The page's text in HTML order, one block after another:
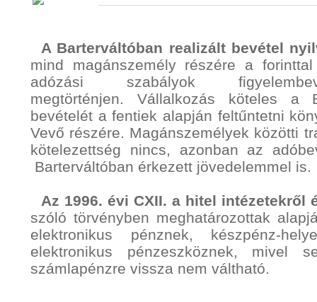
A Barterváltóban realizált bevétel
mind magánszemély részére a
adózási szabályok
megtörténjen. Vállalkozás köteles a
bevételét a fentiek alapján feltűntetni
Vevő részére. Magánszemélyek közötti
kötelezettség nincs, azonban az
Barterváltóban érkezett jövedelemmel is.
Az 1996. évi CXII. a hitel­ intézetekről
szóló tör­vényben meghatározottak
elektronikus pénznek, készpénz-
elektronikus pénzeszköznek, mivel
számlapénzre vissza nem váltható.